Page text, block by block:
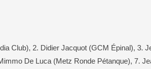
Club), 2. Didier Jacquot (GCM Épinal), 3.
De Luca (Metz Ronde Pétanque), 7.